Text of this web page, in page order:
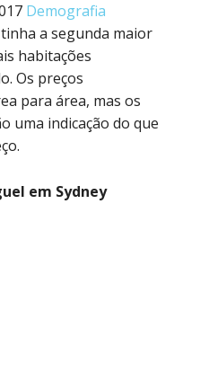
Demografia
a segunda maior
habitações
Os preços
para área, mas os
uma indicação do que
em Sydney